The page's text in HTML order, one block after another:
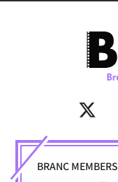
BRANC